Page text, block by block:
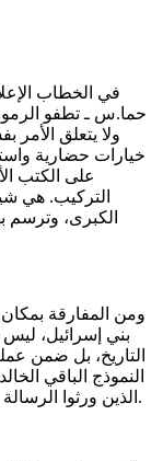
في الخطاب
حما.س ـ تطفو
ولا يتعلق الأمر
خيارات حضارية
على الكتب
التركيب. هي
الكبرى، وترسم
ومن المفارقة
بني إسرائيل،
التاريخ، بل ضمن
النموذج الباقي
الذين ورثوا الرسالة والأرض والنصر بعد أن نُزعت عن أهلها الأولين.